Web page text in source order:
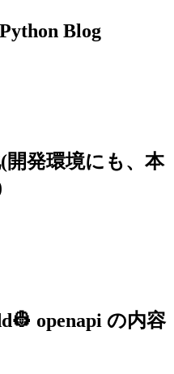
Blog
開発環境にも、本
openapi の内容